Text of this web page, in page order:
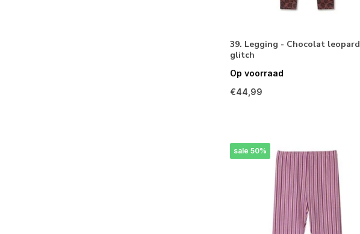
39. Legging - Chocolat leopard
glitch
Op voorraad
€44,99
sale 50%